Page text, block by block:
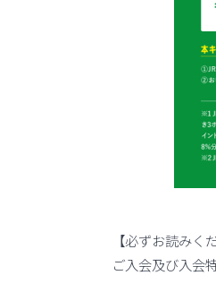
【必ずお読みく
ご入会及び入会